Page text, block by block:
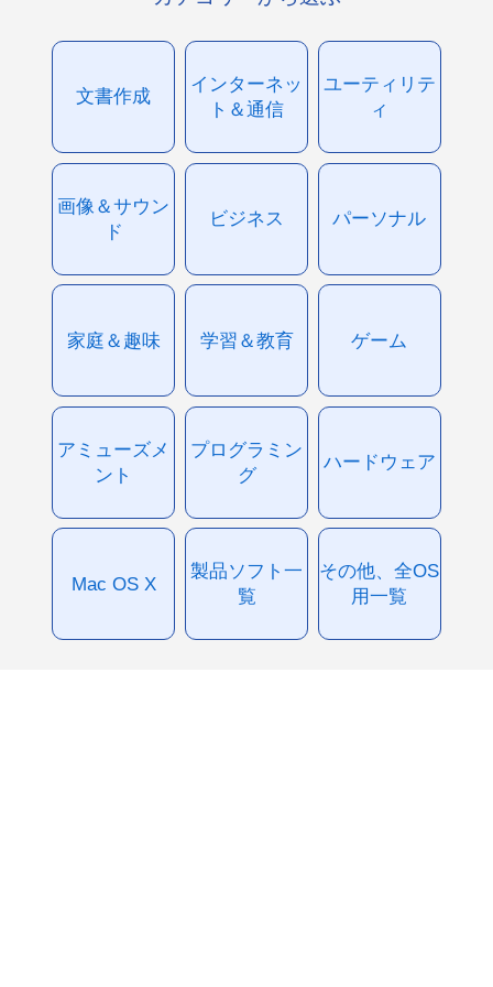
文書作成
インターネッ
ト＆通信
ユーティリテ
ィ
画像＆サウン
ド
ビジネス パーソナル
家庭＆趣味 学習＆教育 ゲーム
アミューズメ
ント
プログラミン
グ
ハードウェア
Mac OS X
製品ソフト一
覧
その他、全OS
用一覧